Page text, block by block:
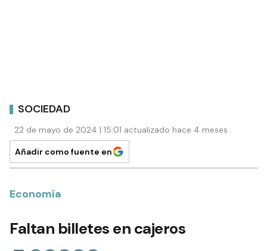
SOCIEDAD
22 de mayo de 2024 | 15:01 actualizado hace 4 meses
Añadir como fuente en
Economía
Faltan billetes en cajeros